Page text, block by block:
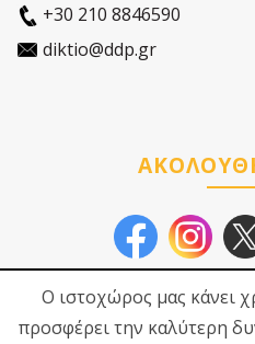
+30 210 8846590
diktio@ddp.gr
Ο ιστοχώρος μας κάνει
προσφέρει την καλύτερη